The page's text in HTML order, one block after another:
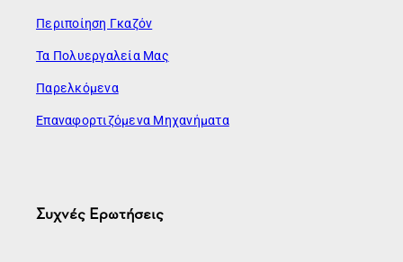
Περιποίηση Γκαζόν
Τα Πολυεργαλεία Μας
Παρελκόμενα
Επαναφορτιζόμενα Μηχανήματα
Συχνές Ερωτήσεις